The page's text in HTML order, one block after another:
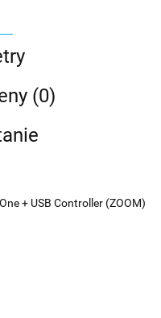
(0)
+ USB Controller (ZOOM)